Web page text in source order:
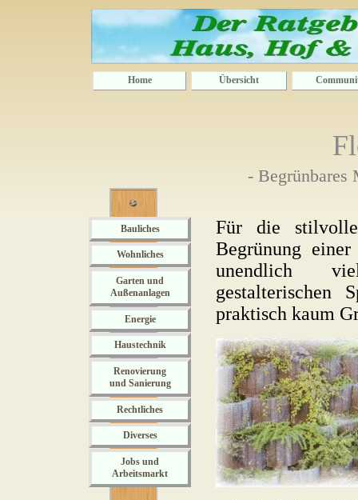
Home Übersicht
- Begrünbares
Bauliches
Wohnliches
Garten und
Außenanlagen
Energie
Haustechnik
Renovierung
und Sanierung
Rechtliches
Diverses
Jobs und
Arbeitsmarkt
Für die
Begrünung
unendlich
gestalterischen
praktisch kaum